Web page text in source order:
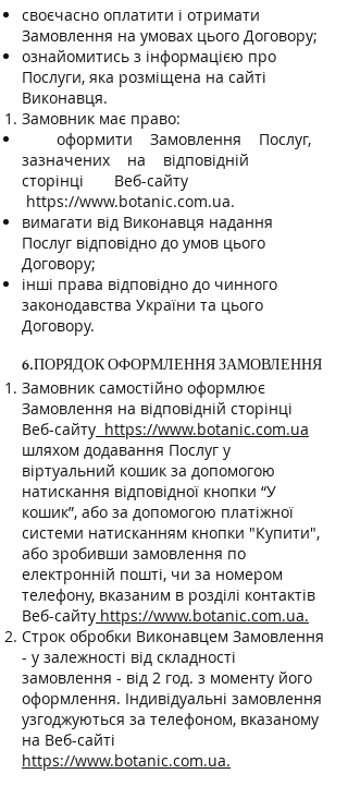
своєчасно оплатити і отримати
Замовлення на умовах цього Договору;
ознайомитись з інформацією про
Послуги, яка розміщена на сайті
Виконавця.
Замовник має право:
оформити Замовлення Послуг,
зазначених на відповідній
сторінці Веб-сайту
https://www.botanic.com.ua.
вимагати від Виконавця надання
Послуг відповідно до умов цього
Договору;
інші права відповідно до чинного
законодавства України та цього
Договору.
6.ПОРЯДОК ОФОРМЛЕННЯ ЗАМОВЛЕННЯ
Замовник самостійно оформлює
Замовлення на відповідній сторінці
Веб-сайту https://www.botanic.com.ua
шляхом додавання Послуг у
віртуальний кошик за допомогою
натискання відповідної кнопки “У
кошик”, або за допомогою платіжної
системи натисканням кнопки "Купити",
або зробивши замовлення по
електронній пошті, чи за номером
телефону, вказаним в розділі контактів
Веб-сайту https://www.botanic.com.ua.
Строк обробки Виконавцем Замовлення
- у залежності від складності
замовлення - від 2 год. з моменту його
оформлення. Індивідуальні замовлення
узгоджуються за телефоном, вказаному
на Веб-сайті
https://www.botanic.com.ua.